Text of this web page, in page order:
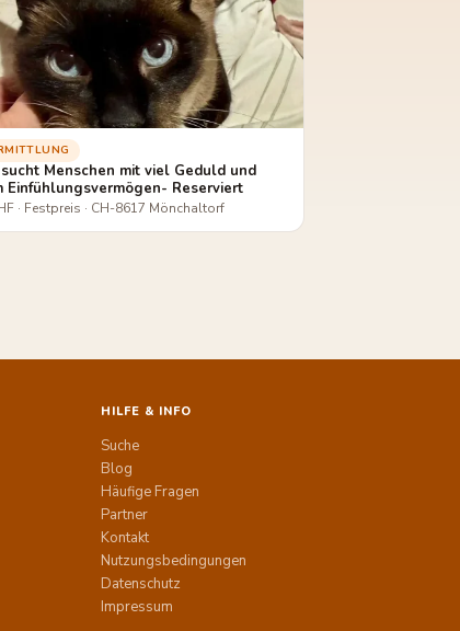
Menschen mit viel Geduld und
Einfühlungsvermögen- Reserviert
· Festpreis · CH-8617 Mönchaltorf
HILFE & INFO
Suche
Blog
Häufige Fragen
Partner
Kontakt
Nutzungsbedingungen
Datenschutz
Impressum